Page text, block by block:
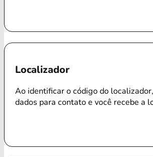
Localizador
Ao identificar o código do
dados para contato e você recebe a